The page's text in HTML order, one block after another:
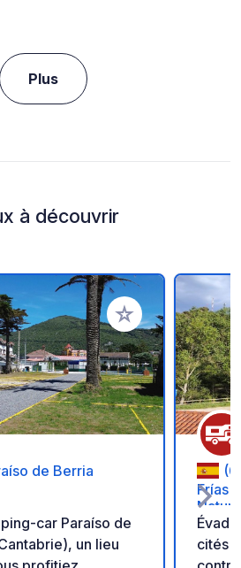
Plus
à découvrir
Ajouter à vos
de Berria
car Paraíso de
un lieu
Frías
cités